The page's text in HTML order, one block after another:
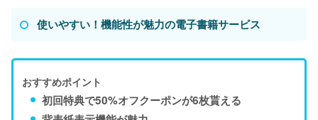
使いやすい！機能性が魅力の電子書籍サービス
おすすめポイント
初回特典で50%オフクーポンが6枚貰える